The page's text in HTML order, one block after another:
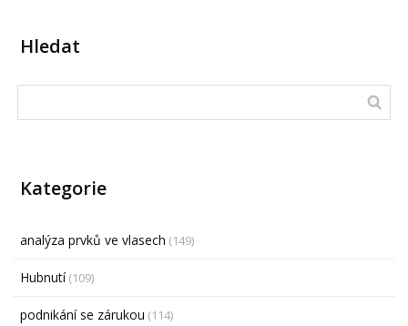
Hledat
Kategorie
analýza prvků ve vlasech (149)
Hubnutí(109)
podnikání se zárukou (114)